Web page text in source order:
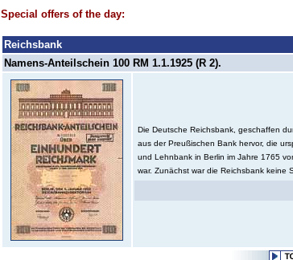
Special offers of the day:
Reichsbank
Namens-Anteilschein 100 RM 1.1.1925 (R 2).
Die Deutsche Reichsbank, geschaffen
aus der Preußischen Bank hervor, die
und Lehnbank in Berlin im Jahre 1765
war. Zunächst war die Reichsbank keine